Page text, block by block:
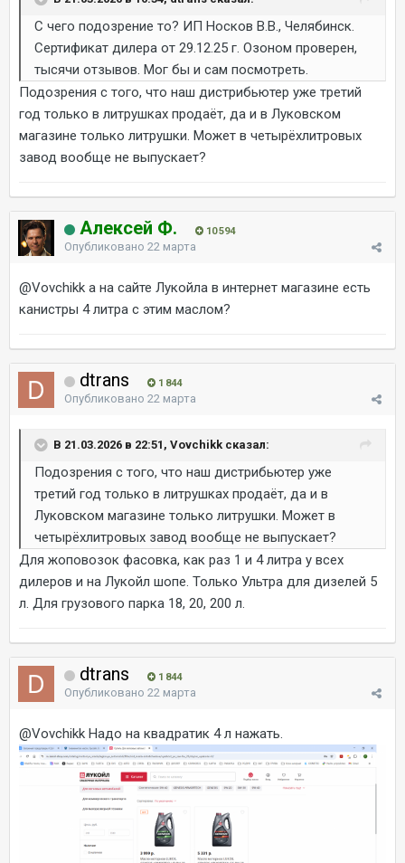
С чего подозрение то? ИП Носков В.В., Челябинск.
Сертификат дилера от 29.12.25 г. Озоном проверен,
тысячи отзывов. Мог бы и сам посмотреть.
Подозрения с того, что наш дистрибьютер уже третий
год только в литрушках продаёт, да и в Луковском
магазине только литрушки. Может в четырёхлитровых
завод вообще не выпускает?
Алексей Ф. 10 594
Опубликовано 22 марта
@Vovchikk а на сайте Лукойла в интернет магазине есть
канистры 4 литра с этим маслом?
dtrans 1 844
Опубликовано 22 марта
В 21.03.2026 в 22:51, Vovchikk сказал:
Подозрения с того, что наш дистрибьютер уже
третий год только в литрушках продаёт, да и в
Луковском магазине только литрушки. Может в
четырёхлитровых завод вообще не выпускает?
Для жоповозок фасовка, как раз 1 и 4 литра у всех
дилеров и на Лукойл шопе. Только Ультра для дизелей 5
л. Для грузового парка 18, 20, 200 л.
dtrans 1 844
Опубликовано 22 марта
@Vovchikk Надо на квадратик 4 л нажать.